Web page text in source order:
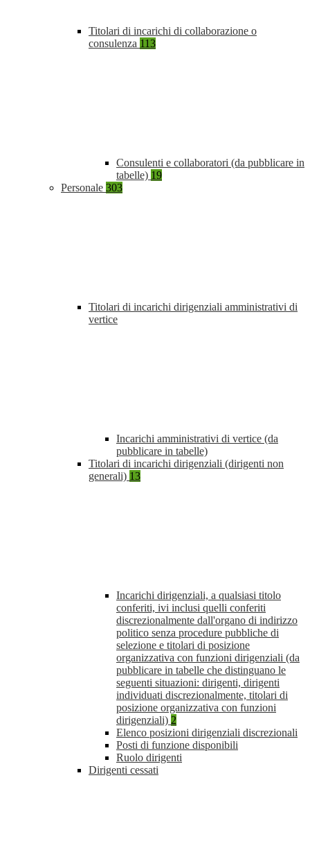
Titolari di incarichi di collaborazione o
consulenza 113
Consulenti e collaboratori (da pubblicare in
tabelle) 19
Personale 303
Titolari di incarichi dirigenziali amministrativi di
vertice
Incarichi amministrativi di vertice (da
pubblicare in tabelle)
Titolari di incarichi dirigenziali (dirigenti non
generali) 13
Incarichi dirigenziali, a qualsiasi titolo
conferiti, ivi inclusi quelli conferiti
discrezionalmente dall'organo di indirizzo
politico senza procedure pubbliche di
selezione e titolari di posizione
organizzativa con funzioni dirigenziali (da
pubblicare in tabelle che distinguano le
seguenti situazioni: dirigenti, dirigenti
individuati discrezionalmente, titolari di
posizione organizzativa con funzioni
dirigenziali) 2
Elenco posizioni dirigenziali discrezionali
Posti di funzione disponibili
Ruolo dirigenti
Dirigenti cessati